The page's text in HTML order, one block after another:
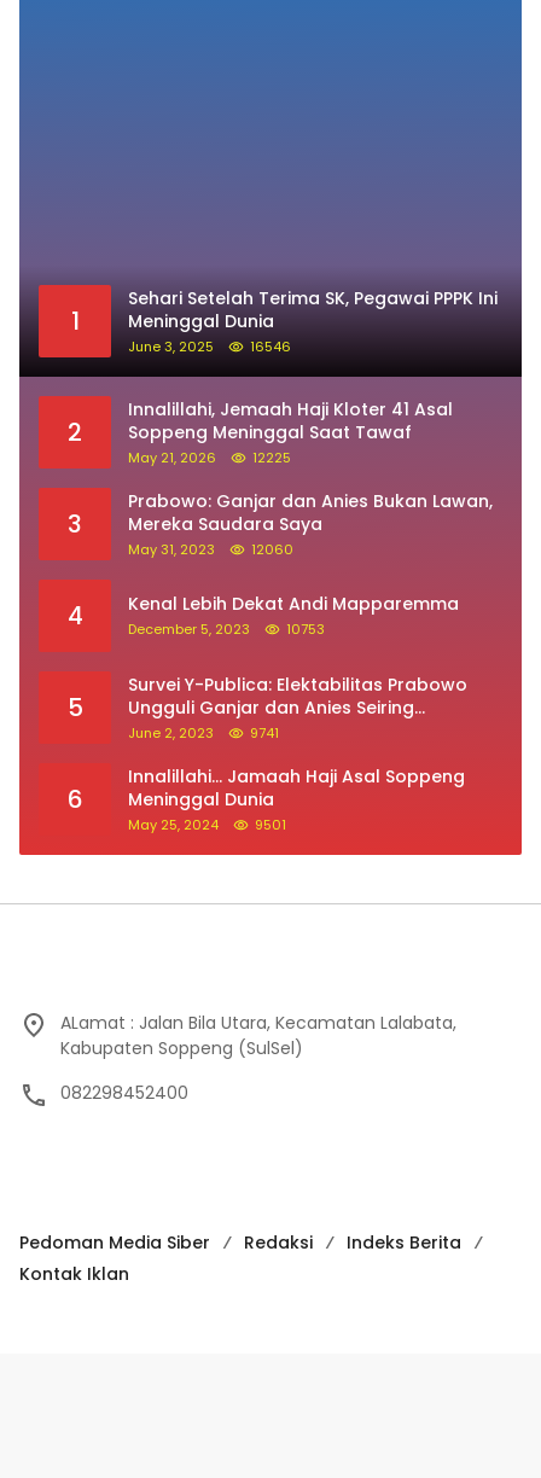
1
Sehari Setelah Terima SK, Pegawai PPPK Ini
Meninggal Dunia
June 3, 2025 16546
2
Innalillahi, Jemaah Haji Kloter 41 Asal
Soppeng Meninggal Saat Tawaf
May 21, 2026 12225
3
Prabowo: Ganjar dan Anies Bukan Lawan,
Mereka Saudara Saya
May 31, 2023 12060
4 Kenal Lebih Dekat Andi Mapparemma
December 5, 2023 10753
5
Survei Y-Publica: Elektabilitas Prabowo
Ungguli Ganjar dan Anies Seiring
Kepuasan Terhadap Jokowi Naik
June 2, 2023 9741
6
Innalillahi… Jamaah Haji Asal Soppeng
Meninggal Dunia
May 25, 2024 9501
ALamat : Jalan Bila Utara, Kecamatan Lalabata,
Kabupaten Soppeng (SulSel)
082298452400
Pedoman Media Siber Redaksi
Indeks Berita
Kontak Iklan